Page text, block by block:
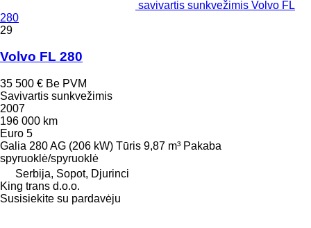
savivartis sunkvežimis Volvo FL
280
29
Volvo FL 280
35 500 € Be PVM
Savivartis sunkvežimis
2007
196 000 km
Euro 5
Galia 280 AG (206 kW) Tūris 9,87 m³ Pakaba
spyruoklė/spyruoklė
Serbija, Sopot, Djurinci
King trans d.o.o.
Susisiekite su pardavėju